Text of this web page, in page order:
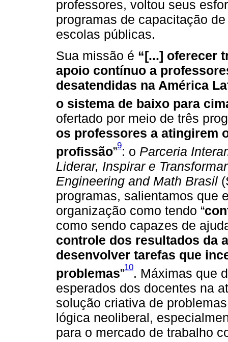
professores, voltou seus
programas de capacitação
escolas públicas.
Sua missão é “[...] oferecer
apoio contínuo a
desatendidas na América
o sistema de baixo para
ofertado por meio de três
os professores a atingirem
profissão”9: o Parceria
Liderar, Inspirar e
Engineering and Math Brasil
programas, salientamos que
organização como tendo “
como sendo capazes de
controle dos resultados da
desenvolver tarefas que
problemas”10. Máximas que
esperados dos docentes na
solução criativa de
lógica neoliberal,
para o mercado de trabalho